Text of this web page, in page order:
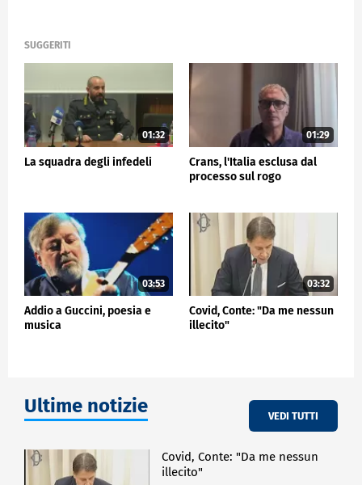
SUGGERITI
01:32
La squadra degli infedeli
01:29
Crans, l'Italia esclusa dal
processo sul rogo
03:53
Addio a Guccini, poesia e
musica
03:32
Covid, Conte: "Da me nessun
illecito"
Ultime notizie VEDI TUTTI
Covid, Conte: "Da me nessun
illecito"